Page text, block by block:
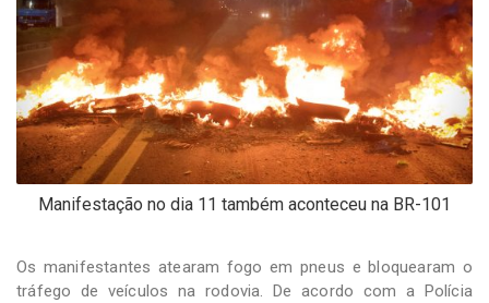
Manifestação no dia 11 também aconteceu na BR-101
Os manifestantes atearam fogo em pneus e bloquearam o
tráfego de veículos na rodovia. De acordo com a Polícia